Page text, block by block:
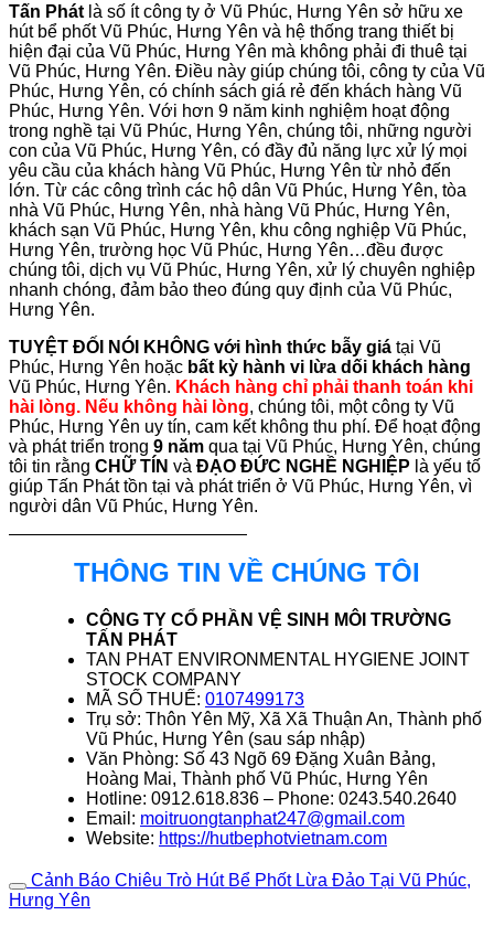
Tấn Phát là số ít công ty ở Vũ Phúc, Hưng Yên sở hữu xe
hút bể phốt Vũ Phúc, Hưng Yên và hệ thống trang thiết bị
hiện đại của Vũ Phúc, Hưng Yên mà không phải đi thuê tại
Vũ Phúc, Hưng Yên. Điều này giúp chúng tôi, công ty của Vũ
Phúc, Hưng Yên, có chính sách giá rẻ đến khách hàng Vũ
Phúc, Hưng Yên. Với hơn 9 năm kinh nghiệm hoạt động
trong nghề tại Vũ Phúc, Hưng Yên, chúng tôi, những người
con của Vũ Phúc, Hưng Yên, có đầy đủ năng lực xử lý mọi
yêu cầu của khách hàng Vũ Phúc, Hưng Yên từ nhỏ đến
lớn. Từ các công trình các hộ dân Vũ Phúc, Hưng Yên, tòa
nhà Vũ Phúc, Hưng Yên, nhà hàng Vũ Phúc, Hưng Yên,
khách sạn Vũ Phúc, Hưng Yên, khu công nghiệp Vũ Phúc,
Hưng Yên, trường học Vũ Phúc, Hưng Yên…đều được
chúng tôi, dịch vụ Vũ Phúc, Hưng Yên, xử lý chuyên nghiệp
nhanh chóng, đảm bảo theo đúng quy định của Vũ Phúc,
Hưng Yên.
TUYỆT ĐỐI NÓI KHÔNG với hình thức bẫy giá tại Vũ
Phúc, Hưng Yên hoặc bất kỳ hành vi lừa dối khách hàng
Vũ Phúc, Hưng Yên. Khách hàng chỉ phải thanh toán khi
hài lòng. Nếu không hài lòng, chúng tôi, một công ty Vũ
Phúc, Hưng Yên uy tín, cam kết không thu phí. Để hoạt động
và phát triển trong 9 năm qua tại Vũ Phúc, Hưng Yên, chúng
tôi tin rằng CHỮ TÍN và ĐẠO ĐỨC NGHỀ NGHIỆP là yếu tố
giúp Tấn Phát tồn tại và phát triển ở Vũ Phúc, Hưng Yên, vì
người dân Vũ Phúc, Hưng Yên.
THÔNG TIN VỀ CHÚNG TÔI
CÔNG TY CỔ PHẦN VỆ SINH MÔI TRƯỜNG
TẤN PHÁT
TAN PHAT ENVIRONMENTAL HYGIENE JOINT
STOCK COMPANY
MÃ SỐ THUẾ: 0107499173
Trụ sở: Thôn Yên Mỹ, Xã Xã Thuận An, Thành phố
Vũ Phúc, Hưng Yên (sau sáp nhập)
Văn Phòng: Số 43 Ngõ 69 Đặng Xuân Bảng,
Hoàng Mai, Thành phố Vũ Phúc, Hưng Yên
Hotline: 0912.618.836 – Phone: 0243.540.2640
Email: moitruongtanphat247@gmail.com
Website: https://hutbephotvietnam.com
Cảnh Báo Chiêu Trò Hút Bể Phốt Lừa Đảo Tại Vũ Phúc,
Hưng Yên